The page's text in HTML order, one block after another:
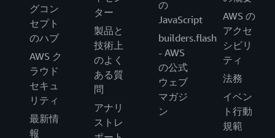
グコン
セプト
のハブ
AWS ク
ラウド
セキュ
リティ
最新情
報
ター
製品と
技術上
のよく
ある質
問
アナリ
ストレ
の
JavaScript
builders.flash
- AWS
の公式
ウェブ
マガジ
ン
AWS の
アクセ
シビリ
ティ
法務
イベン
ト行動
規範